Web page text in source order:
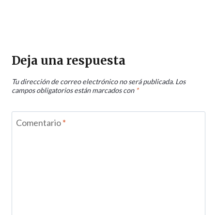
Deja una respuesta
Tu dirección de correo electrónico no será publicada. Los
campos obligatorios están marcados con *
Comentario*